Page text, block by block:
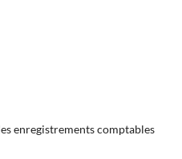
enregistrements comptables